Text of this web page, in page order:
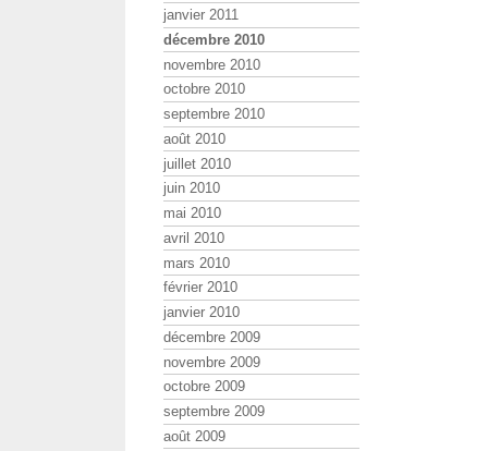
janvier 2011
décembre 2010
novembre 2010
octobre 2010
septembre 2010
août 2010
juillet 2010
juin 2010
mai 2010
avril 2010
mars 2010
février 2010
janvier 2010
décembre 2009
novembre 2009
octobre 2009
septembre 2009
août 2009